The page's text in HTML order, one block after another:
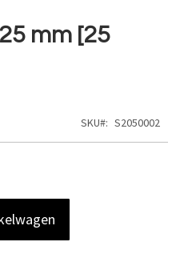
mm [25
SKU S2050002